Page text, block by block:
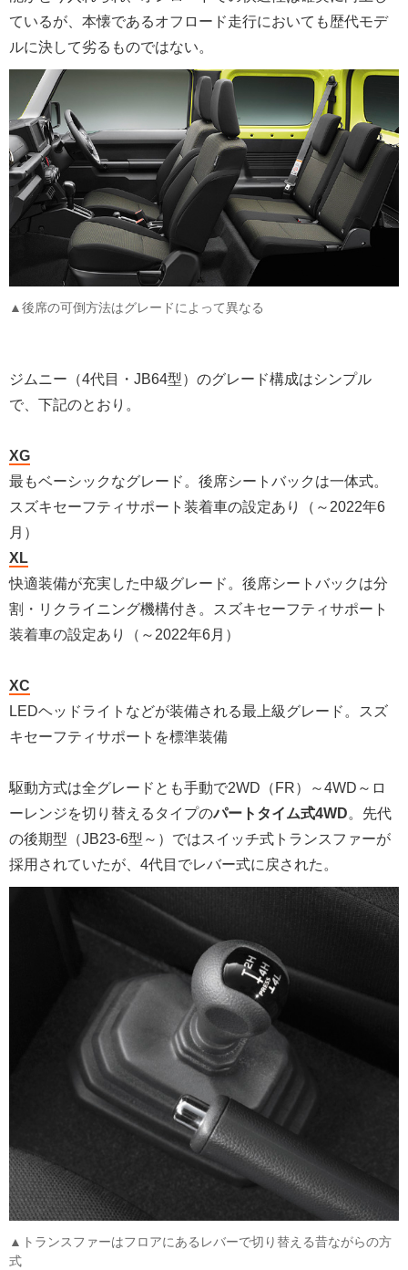
ているが、本懐であるオフロード走行においても歴代モデ
ルに決して劣るものではない。
▲後席の可倒方法はグレードによって異なる
ジムニー（4代目・JB64型）のグレード構成はシンプル
で、下記のとおり。
XG
最もベーシックなグレード。後席シートバックは一体式。
スズキセーフティサポート装着車の設定あり（～2022年6
月）
XL
快適装備が充実した中級グレード。後席シートバックは分
割・リクライニング機構付き。スズキセーフティサポート
装着車の設定あり（～2022年6月）
XC
LEDヘッドライトなどが装備される最上級グレード。スズ
キセーフティサポートを標準装備
駆動方式は全グレードとも手動で2WD（FR）～4WD～ロ
ーレンジを切り替えるタイプのパートタイム式4WD。先代
の後期型（JB23-6型～）ではスイッチ式トランスファーが
採用されていたが、4代目でレバー式に戻された。
▲トランスファーはフロアにあるレバーで切り替える昔ながらの方
式